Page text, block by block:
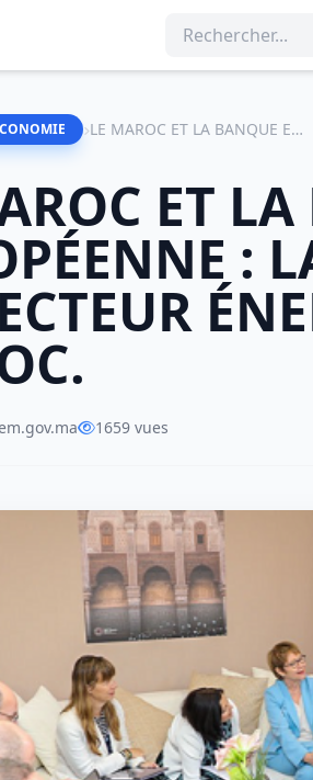
LE MAROC ET LA BANQUE EUROPÉENNE : LA DÉCARBONATION DU SECTEUR ÉNERGÉTIQUE AU MAROC.
ET
:
1659 vues